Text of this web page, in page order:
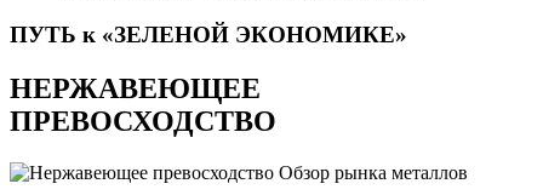
ПУТЬ к «ЗЕЛЕНОЙ ЭКОНОМИКЕ»
НЕРЖАВЕЮЩЕЕ
ПРЕВОСХОДСТВО
Обзор рынка металлов